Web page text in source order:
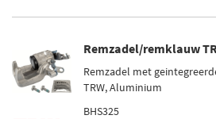
Remzadel/remklauw
Remzadel met
TRW, Aluminium
BHS325